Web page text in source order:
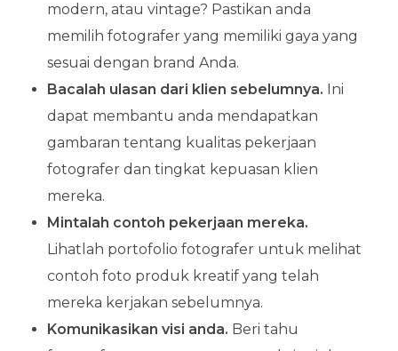
modern, atau vintage? Pastikan anda
memilih fotografer yang memiliki gaya yang
sesuai dengan brand Anda.
Bacalah ulasan dari klien sebelumnya. Ini
dapat membantu anda mendapatkan
gambaran tentang kualitas pekerjaan
fotografer dan tingkat kepuasan klien
mereka.
Mintalah contoh pekerjaan mereka.
Lihatlah portofolio fotografer untuk melihat
contoh foto produk kreatif yang telah
mereka kerjakan sebelumnya.
Komunikasikan visi anda. Beri tahu